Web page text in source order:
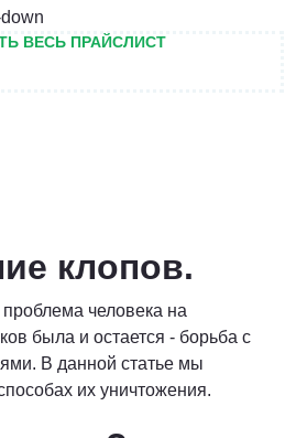
ПОЗВОНИТЬ
ВЕСЬ ПРАЙСЛИСТ
клопов.
человека на
была и остается - борьба с
В данной статье мы
их уничтожения.